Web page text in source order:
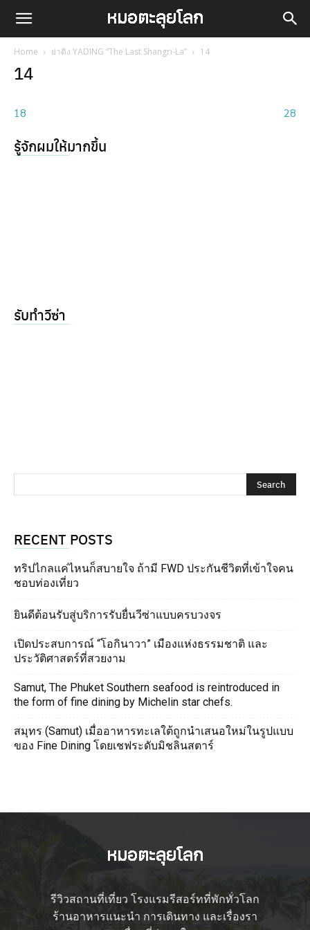
Home ย่าติง YADING “The Last Shangri-La” 14
14
18 28
รู้จักผมให้มากขึ้น
รับทำวีซ่า
RECENT POSTS
ทริปไกลแค่ไหนก็สบายใจ ถ้ามี FWD ประกันชีวิตที่เข้าใจคน
ชอบท่องเที่ยว
ยินดีต้อนรับสู่บริการรับยื่นวีซ่าแบบครบวงจร
เปิดประสบการณ์ “โอกินาวา” เมืองแห่งธรรมชาติ และ
ประวัติศาสตร์ที่สวยงาม
Samut, The Phuket Southern seafood is reintroduced in
the form of fine dining by Michelin star chefs.
สมุทร (Samut) เมื่ออาหารทะเลใต้ถูกนำเสนอใหม่ในรูปแบบ
ของ Fine Dining โดยเชฟระดับมิชลินสตาร์
รีวิวสถานที่เที่ยว โรงแรมรีสอร์ทที่พักทั่วโลก
ร้านอาหารแนะนำ การเดินทาง และเรื่องรา